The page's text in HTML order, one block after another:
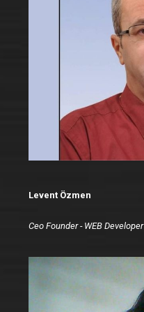
Levent Özmen
Ceo Founder - WEB Developer